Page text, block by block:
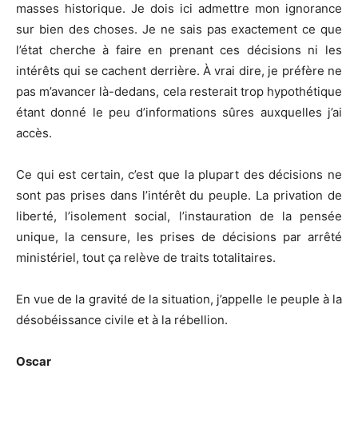
masses historique. Je dois ici admettre mon ignorance
sur bien des choses. Je ne sais pas exactement ce que
l’état cherche à faire en prenant ces décisions ni les
intérêts qui se cachent derrière. À vrai dire, je préfère ne
pas m’avancer là-dedans, cela resterait trop hypothétique
étant donné le peu d’informations sûres auxquelles j’ai
accès.
Ce qui est certain, c’est que la plupart des décisions ne
sont pas prises dans l’intérêt du peuple. La privation de
liberté, l’isolement social, l’instauration de la pensée
unique, la censure, les prises de décisions par arrêté
ministériel, tout ça relève de traits totalitaires.
En vue de la gravité de la situation, j’appelle le peuple à la
désobéissance civile et à la rébellion.
Oscar